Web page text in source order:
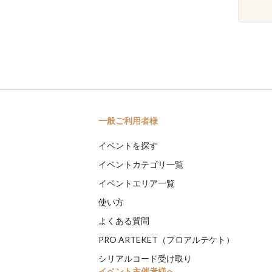
一般ご利用者様
イベントを探す
イベントカテゴリ一覧
イベントエリア一覧
使い方
よくある質問
PRO ARTEKET（プロアルテケト）
シリアルコード受け取り